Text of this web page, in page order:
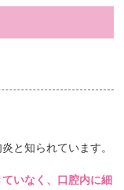
と知られています。
いなく、口腔内に細